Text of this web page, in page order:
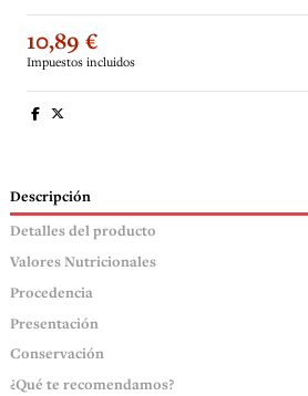
10,89 €
Impuestos incluidos
Descripción
Detalles del producto
Valores Nutricionales
Procedencia
Presentación
Conservación
¿Qué te recomendamos?